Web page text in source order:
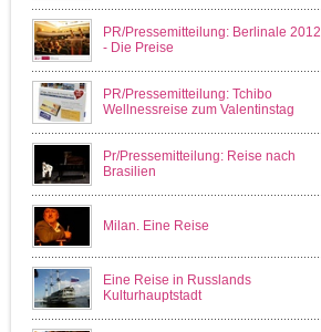
PR/Pressemitteilung: Berlinale 2012
- Die Preise
PR/Pressemitteilung: Tchibo
Wellnessreise zum Valentinstag
Pr/Pressemitteilung: Reise nach
Brasilien
Milan. Eine Reise
Eine Reise in Russlands
Kulturhauptstadt